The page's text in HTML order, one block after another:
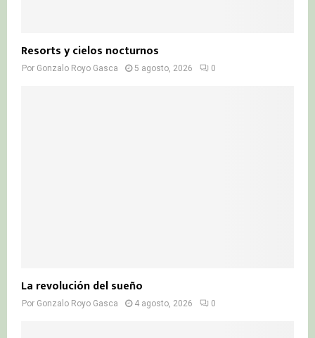
Resorts y cielos nocturnos
Por Gonzalo Royo Gasca 5 agosto, 2026 0
La revolución del sueño
Por Gonzalo Royo Gasca 4 agosto, 2026 0